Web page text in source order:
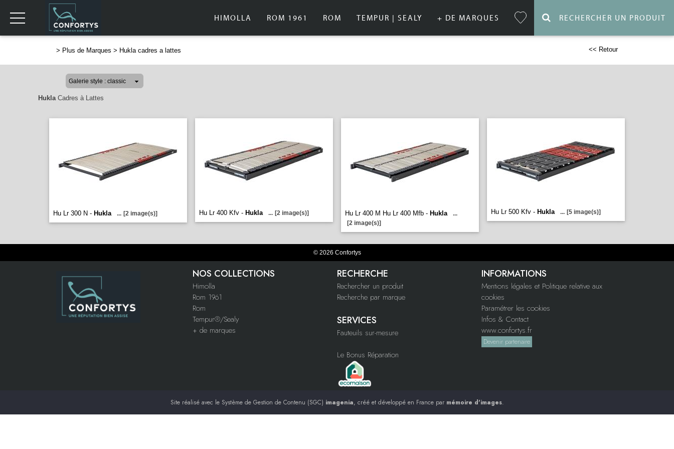
HIMOLLA ROM 1961 ROM TEMPUR | SEALY + DE MARQUES RECHERCHER UN PRODUIT
> Plus de Marques > Hukla cadres a lattes << Retour
HuklaCadres à Lattes
Hu Lr 300 N - Hukla ... [2 image(s)] Hu Lr 400 Kfv - Hukla ... [2 image(s)] Hu Lr 400 M Hu Lr 400 Mfb - Hukla
...
[2 image(s)]
Hu Lr 500 Kfv - Hukla ... [5 image(s)]
© 2026 Confortys
NOS COLLECTIONS
Himolla
Rom 1961
Rom
Tempur®/Sealy
+ de marques
RECHERCHE
Rechercher un produit
Recherche par marque
SERVICES
Fauteuils sur-mesure
Le Bonus Réparation
INFORMATIONS
Mentions légales et Politique relative aux
cookies
Paramétrer les cookies
Infos & Contact
www.confortys.fr
Devenir partenaire
Site réalisé avec le Système de Gestion de Contenu (SGC) imagenia, créé et développé en France par mémoire d'images.